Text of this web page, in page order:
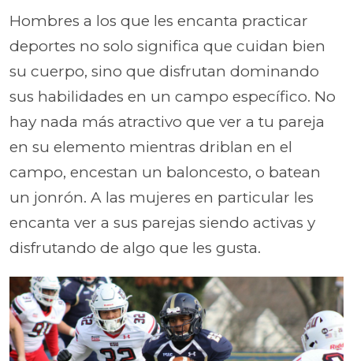
Hombres a los que les encanta practicar
deportes no solo significa que cuidan bien
su cuerpo, sino que disfrutan dominando
sus habilidades en un campo específico. No
hay nada más atractivo que ver a tu pareja
en su elemento mientras driblan en el
campo, encestan un baloncesto, o batean
un jonrón. A las mujeres en particular les
encanta ver a sus parejas siendo activas y
disfrutando de algo que les gusta.